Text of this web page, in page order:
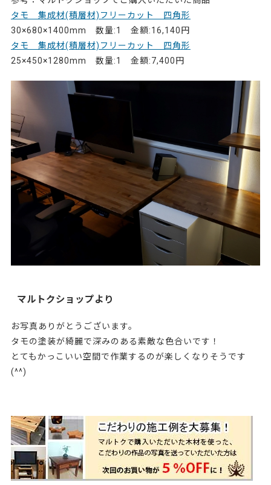
タモ 集成材(積層材)フリーカット 四角形
30×680×1400mm 数量:1 金額:16,140円
タモ 集成材(積層材)フリーカット 四角形
25×450×1280mm 数量:1 金額:7,400円
マルトクショップより
お写真ありがとうございます。
タモの塗装が綺麗で深みのある素敵な色合いです！
とてもかっこいい空間で作業するのが楽しくなりそうです
(^^)